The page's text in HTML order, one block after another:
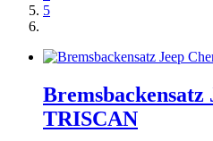
5
Bremsbackensatz
TRISCAN